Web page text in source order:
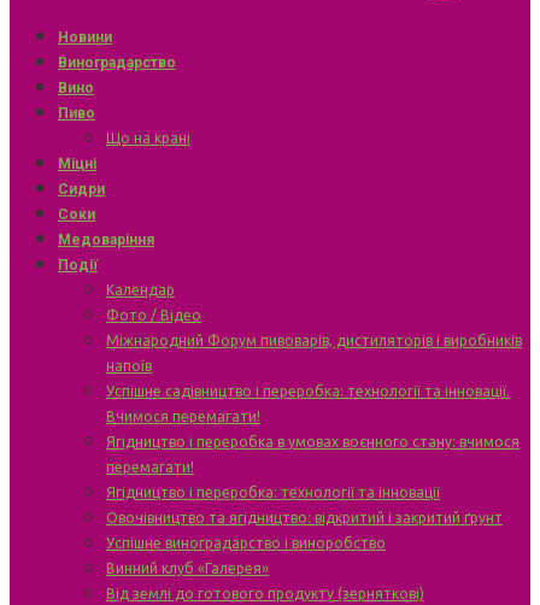
Новини
Виноградарство
Вино
Пиво
Що на крані
Міцні
Сидри
Соки
Медоваріння
Події
Календар
Фото / Відео
Міжнародний Форум пивоварів, дистиляторів і виробників
напоїв
Успішне садівництво і переробка: технології та інновації.
Вчимося перемагати!
Ягідництво і переробка в умовах воєнного стану: вчимося
перемагати!
Ягідництво і переробка: технології та інновації
Овочівництво та ягідництво: відкритий і закритий ґрунт
Успішне виноградарство і виноробство
Винний клуб «Галерея»
Від землі до готового продукту (зерняткові)